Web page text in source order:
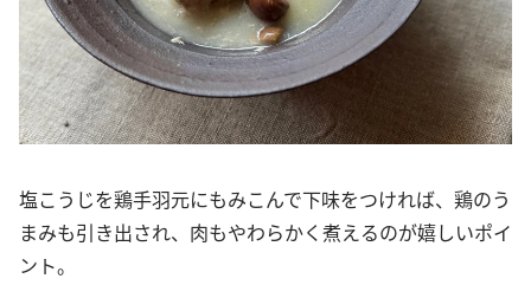
塩こうじを鶏手羽元にもみこんで下味をつければ、鶏のう
まみも引き出され、肉もやわらかく煮えるのが嬉しいポイ
ント。